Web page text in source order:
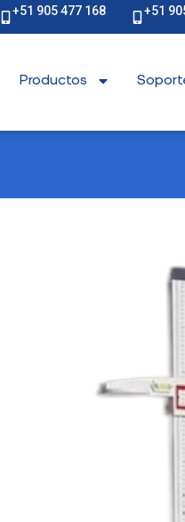
+51 905 477 168 +51
Productos